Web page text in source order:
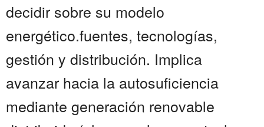
decidir sobre su modelo
energético.fuentes, tecnologías,
gestión y distribución. Implica
avanzar hacia la autosuficiencia
mediante generación renovable